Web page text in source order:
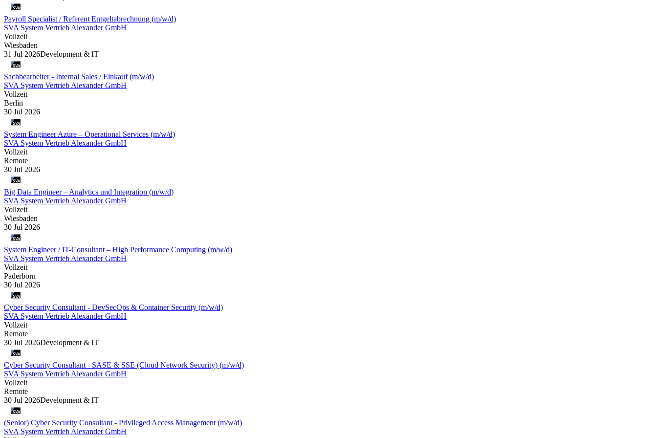
Payroll Specialist / Referent Entgeltabrechnung (m/w/d)
SVA System Vertrieb Alexander GmbH
Vollzeit
Wiesbaden
31 Jul 2026Development & IT
Sachbearbeiter - Internal Sales / Einkauf (m/w/d)
SVA System Vertrieb Alexander GmbH
Vollzeit
Berlin
30 Jul 2026
System Engineer Azure – Operational Services (m/w/d)
SVA System Vertrieb Alexander GmbH
Vollzeit
Remote
30 Jul 2026
Big Data Engineer – Analytics und Integration (m/w/d)
SVA System Vertrieb Alexander GmbH
Vollzeit
Wiesbaden
30 Jul 2026
System Engineer / IT-Consultant – High Performance Computing (m/w/d)
SVA System Vertrieb Alexander GmbH
Vollzeit
Paderborn
30 Jul 2026
Cyber Security Consultant - DevSecOps & Container Security (m/w/d)
SVA System Vertrieb Alexander GmbH
Vollzeit
Remote
30 Jul 2026Development & IT
Cyber Security Consultant - SASE & SSE (Cloud Network Security) (m/w/d)
SVA System Vertrieb Alexander GmbH
Vollzeit
Remote
30 Jul 2026Development & IT
(Senior) Cyber Security Consultant - Privileged Access Management (m/w/d)
SVA System Vertrieb Alexander GmbH